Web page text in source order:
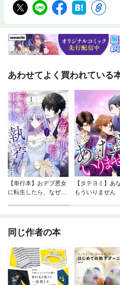
チのダーニングTechnique糸始末
ングTechniqueカメリヤステッチのダー
靴下娘にも引き継ぎたい大好きなコー
と世界を一周したキルトコート
あて布Techniqueストッキングのあて布
たガウチョパンツTechniqueハニカムス
のダーニング学生時代の思い出が詰まっ
ワンピース袖口が今にも裂けそうなワン
みたいTechnique並行移動ハニカムステ
形の平行移動ハニカムステッチのダーニ
ハニカムステッチのダーニング祖母から
経つほどに馴染むトートバッグ
テッチのダーニングTechniqueギザギザ
ダーニングいつか直そうと思っていたサ
れない祖母にもらったショール10年愛用
できたカーディガン40年着続けている冬
したトップスほつれるまで履き続けたス
ールのフーディTechniqueモザイク平行
くれるパーカーTechnique知っておきた
あわせてよく買われている
【単行本】おデブ悪女
に転生したら、なぜか
【タテヨミ】あ
もういりません
同じ作者の本